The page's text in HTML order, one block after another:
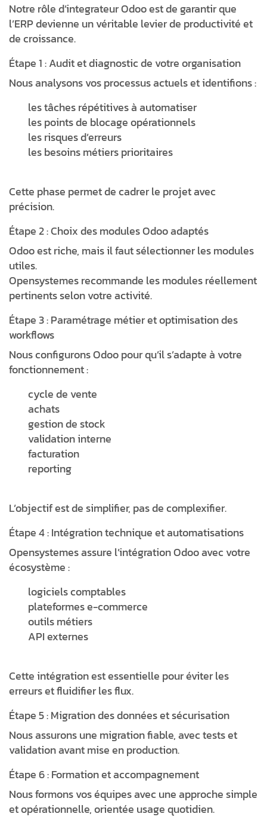
Notre rôle d’integrateur Odooest de garantir que
l’ERP devienne un véritable levier de productivité et
de croissance.
Étape 1 : Audit et diagnostic de votre organisation
Nous analysons vos processus actuels et identifions :
les tâches répétitives à automatiser
les points de blocage opérationnels
les risques d’erreurs
les besoins métiers prioritaires
Cette phase permet de cadrer le projet avec
précision.
Étape 2 : Choix des modules Odoo adaptés
Odoo est riche, mais il faut sélectionner les modules
utiles.
Opensystemes recommande les modules réellement
pertinents selon votre activité.
Étape 3 : Paramétrage métier et optimisation des
workflows
Nous configurons Odoo pour qu’il s’adapte à votre
fonctionnement :
cycle de vente
achats
gestion de stock
validation interne
facturation
reporting
L’objectif est de simplifier, pas de complexifier.
Étape 4 : Intégration technique et automatisations
Opensystemes assure l’intégration Odoo avec votre
écosystème :
logiciels comptables
plateformes e-commerce
outils métiers
API externes
Cette intégration est essentielle pour éviter les
erreurs et fluidifier les flux.
Étape 5 : Migration des données et sécurisation
Nous assurons une migration fiable, avec tests et
validation avant mise en production.
Étape 6 : Formation et accompagnement
Nous formons vos équipes avec une approche simple
et opérationnelle, orientée usage quotidien.